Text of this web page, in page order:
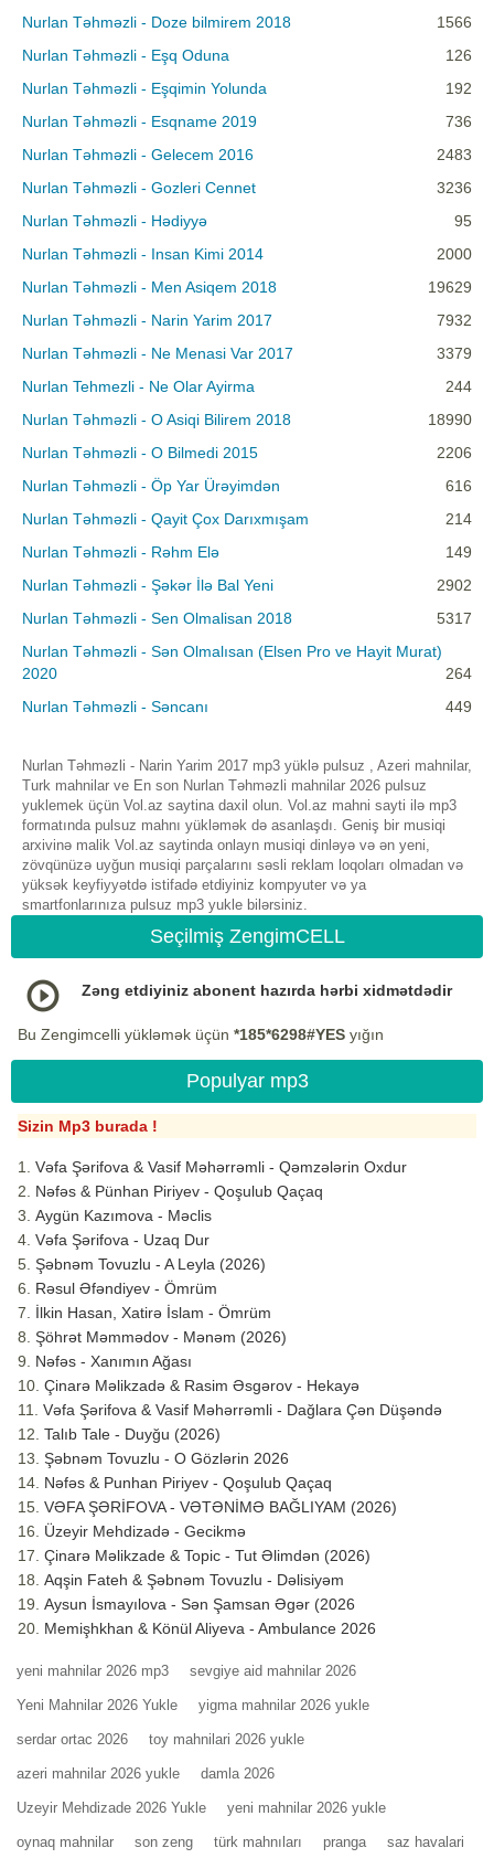
Nurlan Təhməzli - Doze bilmirem 2018
1566
Nurlan Təhməzli - Eşq Oduna
126
Nurlan Təhməzli - Eşqimin Yolunda
192
Nurlan Təhməzli - Esqname 2019
736
Nurlan Təhməzli - Gelecem 2016
2483
Nurlan Təhməzli - Gozleri Cennet
3236
Nurlan Təhməzli - Hədiyyə
95
Nurlan Təhməzli - Insan Kimi 2014
2000
Nurlan Təhməzli - Men Asiqem 2018
19629
Nurlan Təhməzli - Narin Yarim 2017
7932
Nurlan Təhməzli - Ne Menasi Var 2017
3379
Nurlan Tehmezli - Ne Olar Ayirma
244
Nurlan Təhməzli - O Asiqi Bilirem 2018
18990
Nurlan Təhməzli - O Bilmedi 2015
2206
Nurlan Təhməzli - Öp Yar Ürəyimdən
616
Nurlan Təhməzli - Qayit Çox Darıxmışam
214
Nurlan Təhməzli - Rəhm Elə
149
Nurlan Təhməzli - Şəkər İlə Bal Yeni
2902
Nurlan Təhməzli - Sen Olmalisan 2018
5317
Nurlan Təhməzli - Sən Olmalısan (Elsen Pro ve Hayit Murat)
2020
264
Nurlan Təhməzli - Səncanı
449
Nurlan Təhməzli - Narin Yarim 2017 mp3 yüklə pulsuz , Azeri mahnilar,
Turk mahnilar ve En son Nurlan Təhməzli mahnilar 2026 pulsuz
yuklemek üçün Vol.az saytina daxil olun. Vol.az mahni sayti ilə mp3
formatında pulsuz mahnı yükləmək də asanlaşdı. Geniş bir musiqi
arxivinə malik Vol.az saytinda onlayn musiqi dinləyə və ən yeni,
zövqünüzə uyğun musiqi parçalarını səsli reklam loqoları olmadan və
yüksək keyfiyyətdə istifadə etdiyiniz kompyuter və ya
smartfonlarınıza pulsuz mp3 yukle bilərsiniz.
Seçilmiş ZengimCELL
Zəng etdiyiniz abonent hazırda hərbi xidmətdədir
Bu Zengimcelli yükləmək üçün *185*6298#YES yığın
Populyar mp3
Sizin Mp3 burada !
Vəfa Şərifova & Vasif Məhərrəmli - Qəmzələrin Oxdur
Nəfəs & Pünhan Piriyev - Qoşulub Qaçaq
Aygün Kazımova - Məclis
Vəfa Şərifova - Uzaq Dur
Şəbnəm Tovuzlu - A Leyla (2026)
Rəsul Əfəndiyev - Ömrüm
İlkin Hasan, Xatirə İslam - Ömrüm
Şöhrət Məmmədov - Mənəm (2026)
Nəfəs - Xanımın Ağası
Çinarə Məlikzadə & Rasim Əsgərov - Hekayə
Vəfa Şərifova & Vasif Məhərrəmli - Dağlara Çən Düşəndə
Talıb Tale - Duyğu (2026)
Şəbnəm Tovuzlu - O Gözlərin 2026
Nəfəs & Punhan Piriyev - Qoşulub Qaçaq
VƏFA ŞƏRİFOVA - VƏTƏNİMƏ BAĞLIYAM (2026)
Üzeyir Mehdizadə - Gecikmə
Çinarə Məlikzade & Topic - Tut Əlimdən (2026)
Aqşin Fateh & Şəbnəm Tovuzlu - Dəlisiyəm
Aysun İsmayılova - Sən Şamsan Əgər (2026
Memişhkhan & Könül Aliyeva - Ambulance 2026
yeni mahnilar 2026 mp3 sevgiye aid mahnilar 2026
Yeni Mahnilar 2026 Yukle yigma mahnilar 2026 yukle
serdar ortac 2026 toy mahnilari 2026 yukle
azeri mahnilar 2026 yukle damla 2026
Uzeyir Mehdizade 2026 Yukle yeni mahnilar 2026 yukle
oynaq mahnilar son zeng türk mahnıları pranga saz havalari